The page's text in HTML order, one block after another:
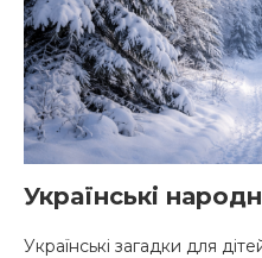
Українські
Українські загадки для